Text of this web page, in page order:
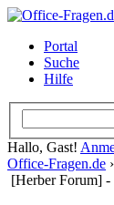
Portal
Suche
Hilfe
Hallo, Gast!
Office-Fragen.de ›
[Herber Forum] -